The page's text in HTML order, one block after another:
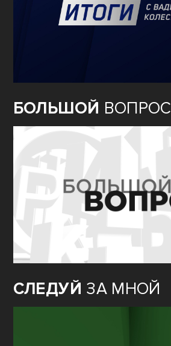
БОЛЬШОЙ ВОПРОС
СЛЕДУЙ ЗА МНОЙ